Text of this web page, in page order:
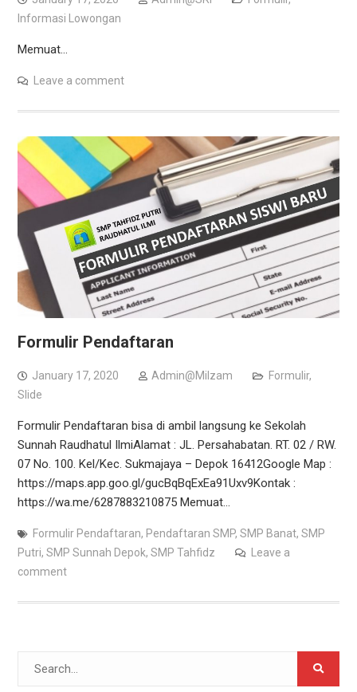
Informasi Lowongan
Memuat…
Leave a comment
Formulir Pendaftaran
January 17, 2020 Admin@Milzam Formulir,
Slide
Formulir Pendaftaran bisa di ambil langsung ke Sekolah
Sunnah Raudhatul IlmiAlamat : JL. Persahabatan. RT. 02 / RW.
07 No. 100. Kel/Kec. Sukmajaya – Depok 16412Google Map :
https://maps.app.goo.gl/gucBqBqExEa91Uxv9Kontak :
https://wa.me/6287883210875 Memuat…
Formulir Pendaftaran, Pendaftaran SMP, SMP Banat, SMP
Putri, SMP Sunnah Depok, SMP Tahfidz
Leave a
comment